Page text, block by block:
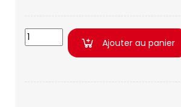
Ajouter au panier